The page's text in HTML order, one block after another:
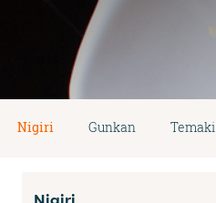
Nigiri Gunkan Temaki